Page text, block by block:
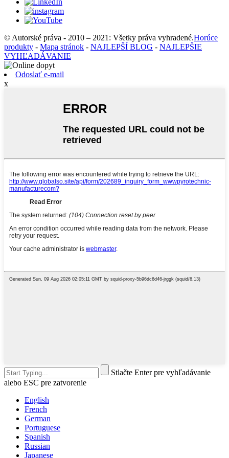
© Autorské práva - 2010 – 2021: Všetky práva vyhradené.Horúce
produkty - Mapa stránok - NAJLEPŠÍ BLOG - NAJLEPŠIE
VYHĽADÁVANIE
Odoslať e-mail
x
Stlačte Enter pre vyhľadávanie
alebo ESC pre zatvorenie
English
French
German
Portuguese
Spanish
Russian
Japanese